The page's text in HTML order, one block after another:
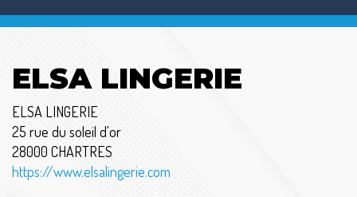
ELSA LINGERIE
ELSA LINGERIE
25 rue du soleil d'or
28000 CHARTRES
https://www.elsalingerie.com